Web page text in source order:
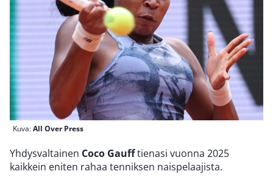
Kuva:All Over Press
Yhdysvaltainen Coco Gaufftienasi vuonna 2025
kaikkein eniten rahaa tenniksen naispelaajista.